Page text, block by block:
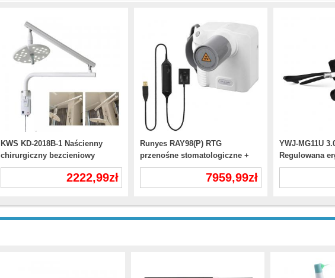
KWS KD-2018B-1 Naścienny
chirurgiczny bezcieniowy
włącznik dotykowy światła do
badania operacyjnego2222,99zł
Runyes RAY98(P) RTG
przenośne stomatologiczne +
cyfrowy sensor RTG DR730 Kit
7959,99zł
YWJ-MG11U
Regulowana
chirurgiczna
zastosowań
z 5W diodą